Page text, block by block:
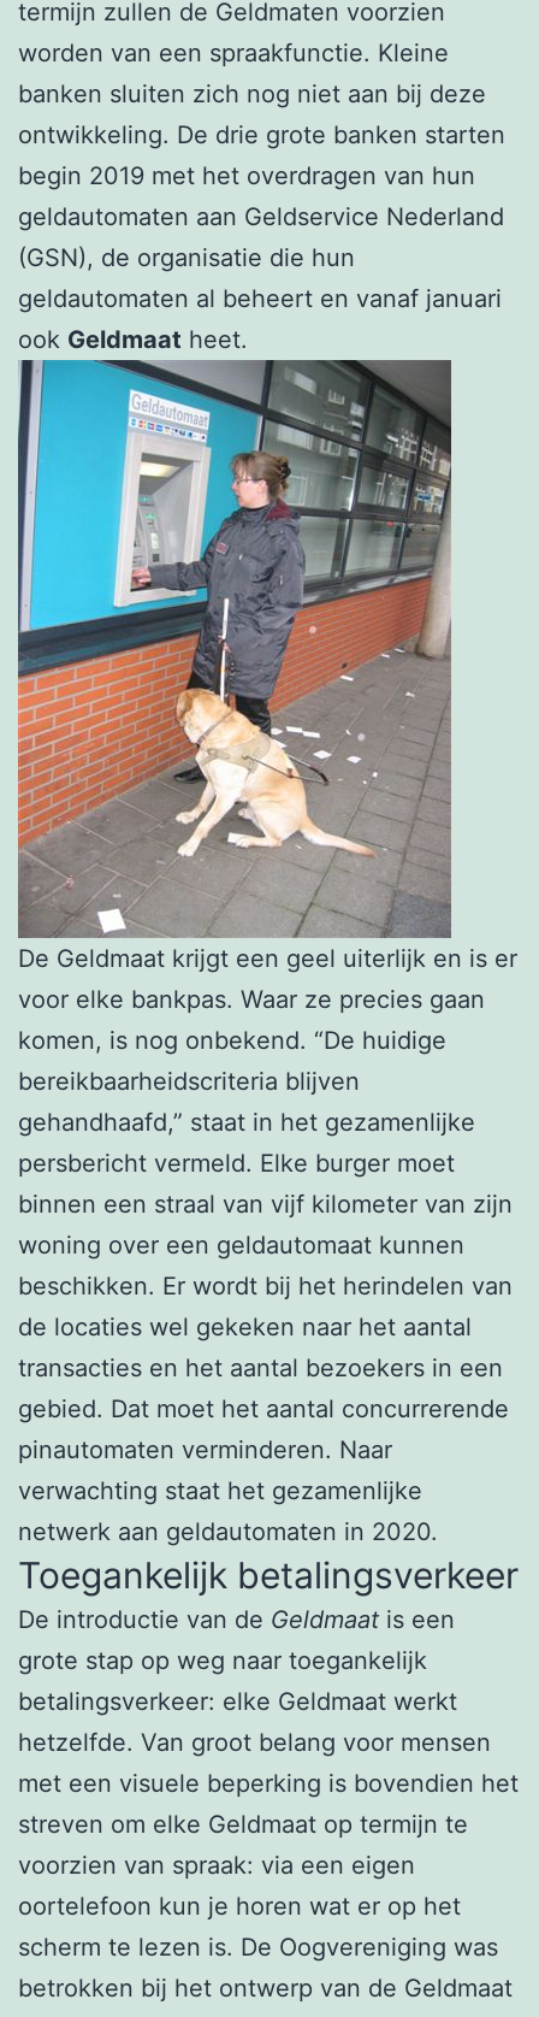
termijn zullen de Geldmaten voorzien
worden van een spraakfunctie. Kleine
banken sluiten zich nog niet aan bij deze
ontwikkeling. De drie grote banken starten
begin 2019 met het overdragen van hun
geldautomaten aan Geldservice Nederland
(GSN), de organisatie die hun
geldautomaten al beheert en vanaf januari
ook Geldmaat heet.
De Geldmaat krijgt een geel uiterlijk en is er
voor elke bankpas. Waar ze precies gaan
komen, is nog onbekend. “De huidige
bereikbaarheidscriteria blijven
gehandhaafd,” staat in het gezamenlijke
persbericht vermeld. Elke burger moet
binnen een straal van vijf kilometer van zijn
woning over een geldautomaat kunnen
beschikken. Er wordt bij het herindelen van
de locaties wel gekeken naar het aantal
transacties en het aantal bezoekers in een
gebied. Dat moet het aantal concurrerende
pinautomaten verminderen. Naar
verwachting staat het gezamenlijke
netwerk aan geldautomaten in 2020.
Toegankelijk betalingsverkeer
De introductie van de Geldmaat is een
grote stap op weg naar toegankelijk
betalingsverkeer: elke Geldmaat werkt
hetzelfde. Van groot belang voor mensen
met een visuele beperking is bovendien het
streven om elke Geldmaat op termijn te
voorzien van spraak: via een eigen
oortelefoon kun je horen wat er op het
scherm te lezen is. De Oogvereniging was
betrokken bij het ontwerp van de Geldmaat